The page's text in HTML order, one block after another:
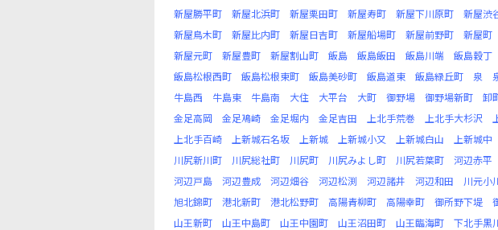
新屋勝平町
新屋北浜町 新屋栗田町 新屋寿町 新屋下川原町 新屋渋
新屋鳥木町
新屋比内町 新屋日吉町 新屋船場町 新屋前野町 新屋町
新屋元町
新屋豊町 新屋割山町 飯島 飯島飯田 飯島川端 飯島穀丁
飯島松根西町
飯島松根東町 飯島美砂町 飯島道東 飯島緑丘町 泉
牛島西
牛島東 牛島南 大住 大平台 大町 御野場 御野場新町 卸
金足高岡
金足鳰崎 金足堀内 金足吉田 上北手荒巻 上北手大杉沢
上北手百崎
上新城石名坂 上新城 上新城小又 上新城白山 上新城中
川尻新川町
川尻総社町 川尻町 川尻みよし町 川尻若葉町 河辺赤平
河辺戸島
河辺豊成 河辺畑谷 河辺松渕 河辺諸井 河辺和田 川元小
旭北錦町
港北新町 港北松野町 高陽青柳町 高陽幸町 御所野下堤
山王新町
山王中島町 山王中園町 山王沼田町 山王臨海町 下北手黒